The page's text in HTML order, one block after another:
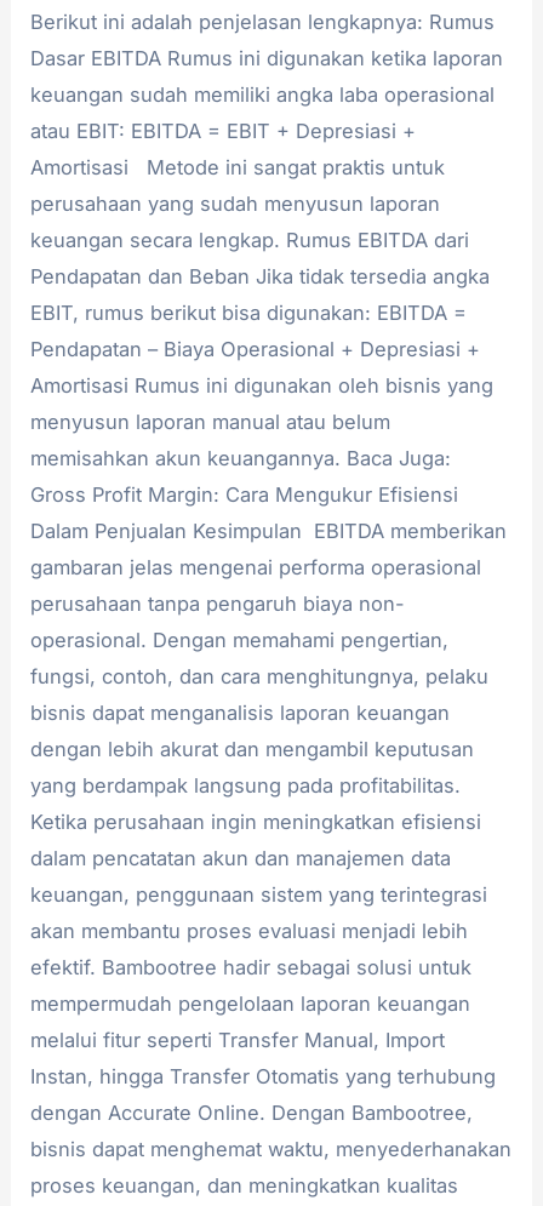
Berikut ini adalah penjelasan lengkapnya: Rumus
Dasar EBITDA Rumus ini digunakan ketika laporan
keuangan sudah memiliki angka laba operasional
atau EBIT: EBITDA = EBIT + Depresiasi +
Amortisasi Metode ini sangat praktis untuk
perusahaan yang sudah menyusun laporan
keuangan secara lengkap. Rumus EBITDA dari
Pendapatan dan Beban Jika tidak tersedia angka
EBIT, rumus berikut bisa digunakan: EBITDA =
Pendapatan – Biaya Operasional + Depresiasi +
Amortisasi Rumus ini digunakan oleh bisnis yang
menyusun laporan manual atau belum
memisahkan akun keuangannya. Baca Juga:
Gross Profit Margin: Cara Mengukur Efisiensi
Dalam Penjualan Kesimpulan EBITDA memberikan
gambaran jelas mengenai performa operasional
perusahaan tanpa pengaruh biaya non-
operasional. Dengan memahami pengertian,
fungsi, contoh, dan cara menghitungnya, pelaku
bisnis dapat menganalisis laporan keuangan
dengan lebih akurat dan mengambil keputusan
yang berdampak langsung pada profitabilitas.
Ketika perusahaan ingin meningkatkan efisiensi
dalam pencatatan akun dan manajemen data
keuangan, penggunaan sistem yang terintegrasi
akan membantu proses evaluasi menjadi lebih
efektif. Bambootree hadir sebagai solusi untuk
mempermudah pengelolaan laporan keuangan
melalui fitur seperti Transfer Manual, Import
Instan, hingga Transfer Otomatis yang terhubung
dengan Accurate Online. Dengan Bambootree,
bisnis dapat menghemat waktu, menyederhanakan
proses keuangan, dan meningkatkan kualitas